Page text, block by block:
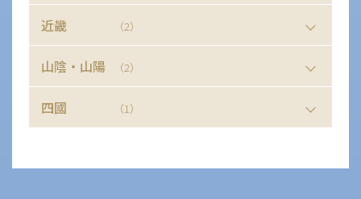
近畿 （2）
山陰・山陽 （2）
四國 （1）